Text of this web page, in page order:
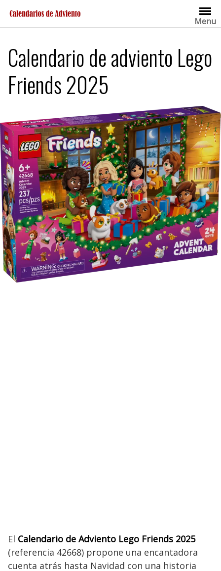
contenido
Menu
Calendario de adviento Lego
Friends 2025
El Calendario de Adviento Lego Friends 2025
(referencia 42668) propone una encantadora
cuenta atrás hasta Navidad con una historia